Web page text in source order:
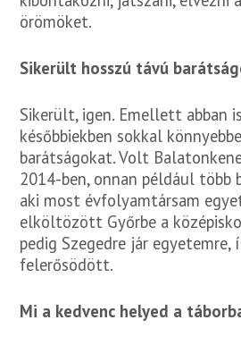
örömöket.
Sikerült hosszú távú
Sikerült, igen. Emellett abban
későbbiekben sokkal
barátságokat. Volt
2014-ben, onnan például több
aki most évfolyamtársam
elköltözött Győrbe a
pedig Szegedre jár egyetemre,
felerősödött.
Mi a kedvenc helyed a